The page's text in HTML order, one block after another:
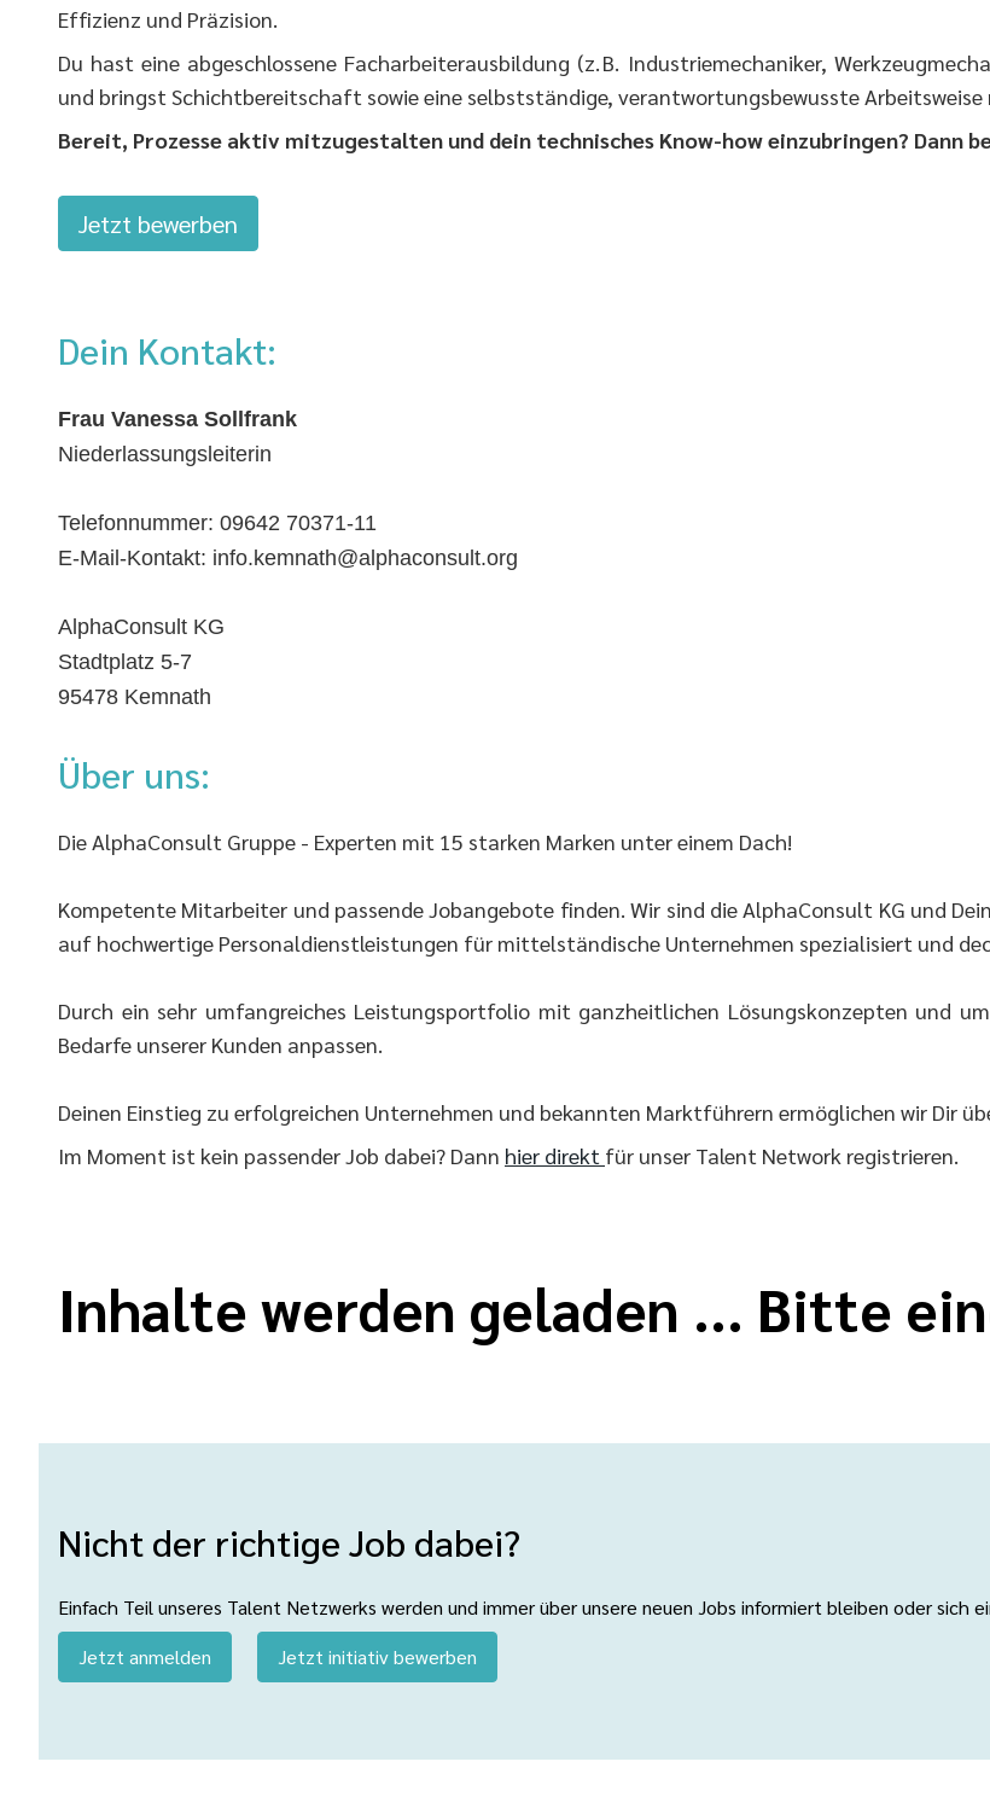
Effizienz und Präzision.
Du hast eine abgeschlossene Facharbeiterausbildung (z. B. Industriemechaniker,
und bringst Schichtbereitschaft sowie eine selbstständige, verantwortungsbewusste Arbeitsweise
Bereit, Prozesse aktiv mitzugestalten und dein technisches Know-how einzubringen? Dann
Jetzt bewerben
Dein Kontakt:
Frau Vanessa Sollfrank
Niederlassungsleiterin
Telefonnummer: 09642 70371-11
E-Mail-Kontakt: info.kemnath@alphaconsult.org
AlphaConsult KG
Stadtplatz 5-7
95478 Kemnath
Über uns:
Die AlphaConsult Gruppe - Experten mit 15 starken Marken unter einem Dach!
Kompetente Mitarbeiter und passende Jobangebote finden. Wir sind die AlphaConsult KG und
auf hochwertige Personaldienstleistungen für mittelständische Unternehmen spezialisiert und
Durch ein sehr umfangreiches Leistungsportfolio mit ganzheitlichen Lösungskonzepten und
Bedarfe unserer Kunden anpassen.
Deinen Einstieg zu erfolgreichen Unternehmen und bekannten Marktführern ermöglichen wir Dir
Im Moment ist kein passender Job dabei? Dann hier direkt für unser Talent Network registrieren.
Inhalte werden geladen ... Bitte
Nicht der richtige Job dabei?
Einfach Teil unseres Talent Netzwerks werden und immer über unsere neuen Jobs informiert bleiben oder sich
Jetzt anmelden
Jetzt initiativ bewerben